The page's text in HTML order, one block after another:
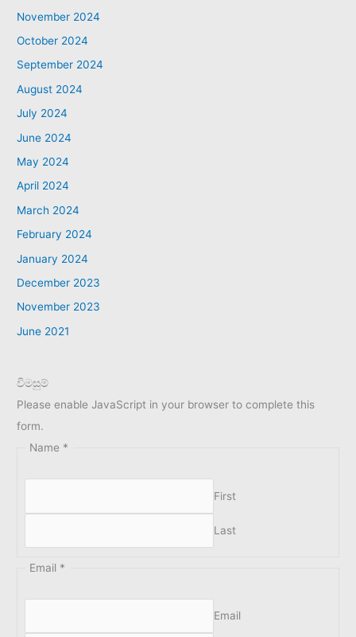
November 2024
October 2024
September 2024
August 2024
July 2024
June 2024
May 2024
April 2024
March 2024
February 2024
January 2024
December 2023
November 2023
June 2021
විමසුම්
Please enable JavaScript in your browser to complete this
form.
Name *
First
Last
Email *
Email